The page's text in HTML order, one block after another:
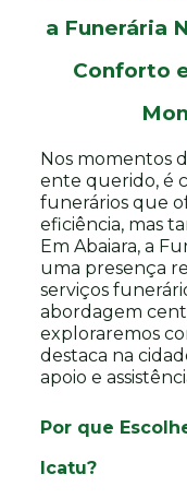
a Funerária
Conforto
Nos momentos
ente querido, é
funerários que
eficiência, mas
Em Abaiara, a
uma presença
serviços
abordagem
exploraremos
destaca na
apoio e
Por que
Icatu?